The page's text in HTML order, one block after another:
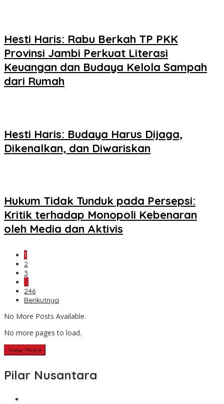
Hesti Haris: Rabu Berkah TP PKK
Provinsi Jambi Perkuat Literasi
Keuangan dan Budaya Kelola Sampah
dari Rumah
Hesti Haris: Budaya Harus Dijaga,
Dikenalkan, dan Diwariskan
Hukum Tidak Tunduk pada Persepsi:
Kritik terhadap Monopoli Kebenaran
oleh Media dan Aktivis
1
2
3
…
246
Berikutnya
No More Posts Available.
No more pages to load.
View More
Pilar Nusantara